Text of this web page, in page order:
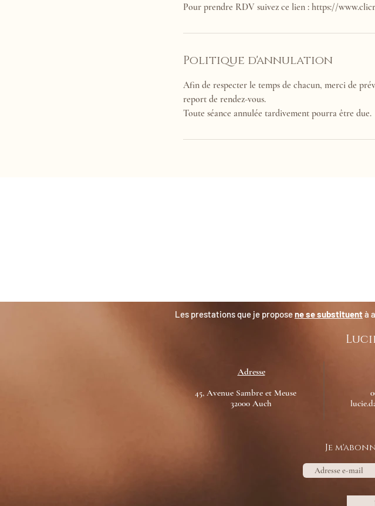
Pour prendre RDV suivez ce lien : https://
Politique d'annulation
Afin de respecter le temps de chacun, merci de
report de rendez-vous.
Toute séance annulée tardivement pourra être due.
Les prestations que je proposene se substituentà
Adresse
45, Avenue Sambre et Meuse
32000 Auch
Je